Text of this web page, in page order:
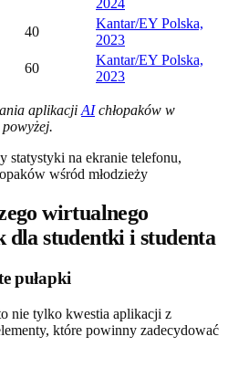
2024
40
Kantar/EY Polska,
2023
60
Kantar/EY Polska,
2023
aplikacji AIchłopaków w
wirtualnego
dla studentki i studenta
pułapki
nie tylko kwestia aplikacji z
które powinny zadecydować